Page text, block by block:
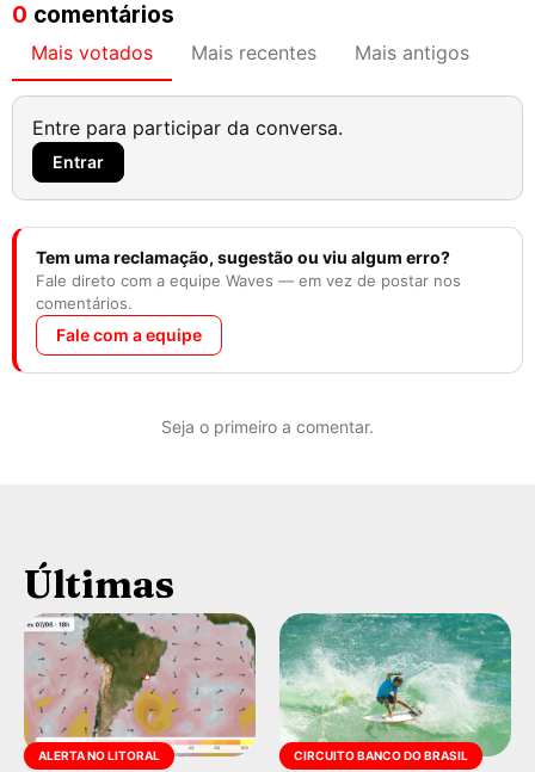
0 comentários
Mais votados Mais recentes Mais antigos
Entre para participar da conversa.
Entrar
Tem uma reclamação, sugestão ou viu algum erro?
Fale direto com a equipe Waves — em vez de postar nos
comentários.
Fale com a equipe
Seja o primeiro a comentar.
Últimas
ALERTA NO LITORAL CIRCUITO BANCO DO BRASIL